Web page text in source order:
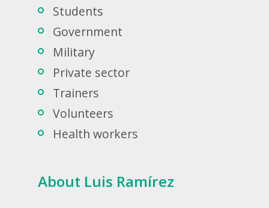
Students
Government
Military
Private sector
Trainers
Volunteers
Health workers
About Luis Ramírez